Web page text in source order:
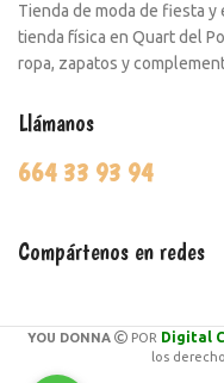
Tienda de moda de fiesta y
tienda física en Quart del
ropa, zapatos y
Llámanos
664 33 93 94
Compártenos en redes
YOU DONNA POR Digital
los